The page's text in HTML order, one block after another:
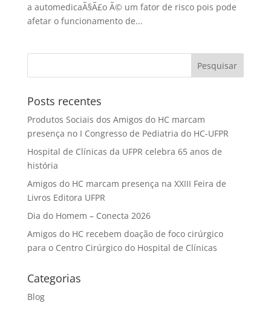
a automedicaÃ§Ã£o Ã© um fator de risco pois pode
afetar o funcionamento de...
Posts recentes
Produtos Sociais dos Amigos do HC marcam
presença no I Congresso de Pediatria do HC-UFPR
Hospital de Clínicas da UFPR celebra 65 anos de
história
Amigos do HC marcam presença na XXIII Feira de
Livros Editora UFPR
Dia do Homem – Conecta 2026
Amigos do HC recebem doação de foco cirúrgico
para o Centro Cirúrgico do Hospital de Clínicas
Categorias
Blog